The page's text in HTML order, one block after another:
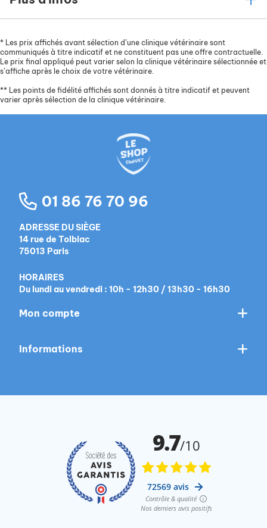
* Les prix affichés avant sélection d’une clinique vétérinaire sont
communiqués à titre indicatif et ne constituent pas une offre contractuelle.
Le prix final appliqué peut varier selon la clinique vétérinaire sélectionnée et
s’affiche après le choix de votre vétérinaire.
** Les points de fidélité affichés sont donnés à titre indicatif et peuvent
varier après sélection de la clinique vétérinaire.
01 86 76 70 96
ADRESSE DU SIÈGE
14 rue de Tolbiac
75013 Paris
HORAIRES
Du lundi au vendredi : 10h - 12h30 / 13h30 - 16h30
Mon compte
Informations